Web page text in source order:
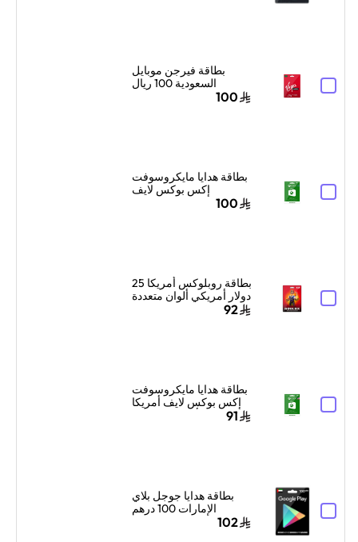
بطاقة فيرجن موبايل
السعودية 100 ريال
سعودي إرسال الرمز100
بطاقة هدايا مايكروسوفت
إكس بوكس لايف
100
بطاقة روبلوكس أمريكا 25
دولار أمريكي ألوان متعددة
92
بطاقة هدايا مايكروسوفت
إكس بوكس لايف أمريكا
91
بطاقة هدايا جوجل بلاي
الإمارات 100 درهم
إماراتي إرسال الكود102